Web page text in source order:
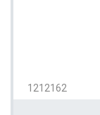
1212162